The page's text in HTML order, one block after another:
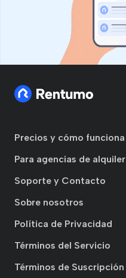
Precios y cómo funciona
Para agencias de alquiler
Soporte y Contacto
Sobre nosotros
Política de Privacidad
Términos del Servicio
Términos de Suscripción